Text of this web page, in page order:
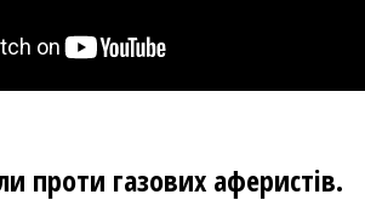
проти газових аферистів.